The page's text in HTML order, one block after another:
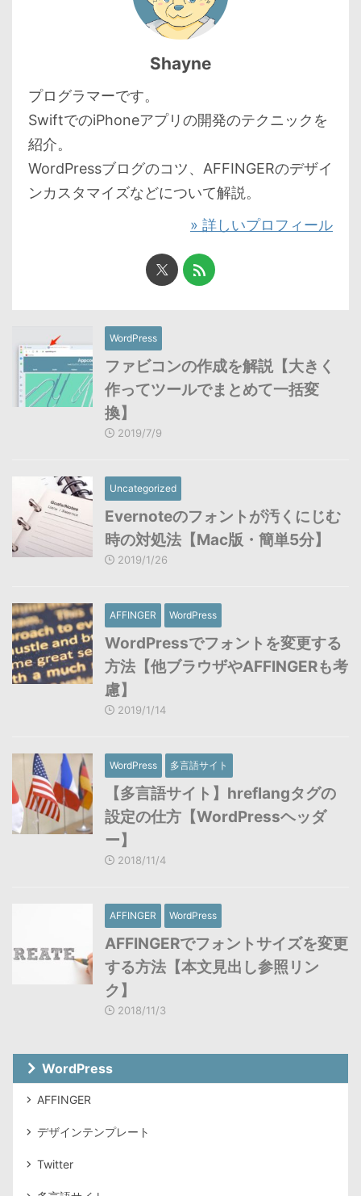
Shayne
プログラマーです。
SwiftでのiPhoneアプリの開発のテクニックを
紹介。
WordPressブログのコツ、AFFINGERのデザイ
ンカスタマイズなどについて解説。
» 詳しいプロフィール
WordPress
ファビコンの作成を解説【大きく
作ってツールでまとめて一括変
換】
2019/7/9
Uncategorized
Evernoteのフォントが汚くにじむ
時の対処法【Mac版・簡単5分】
2019/1/26
AFFINGER WordPress
WordPressでフォントを変更する
方法【他ブラウザやAFFINGERも考
慮】
2019/1/14
WordPress 多言語サイト
【多言語サイト】hreflangタグの
設定の仕方【WordPressヘッダ
ー】
2018/11/4
AFFINGER WordPress
AFFINGERでフォントサイズを変更
する方法【本文見出し参照リン
ク】
2018/11/3
WordPress
AFFINGER
デザインテンプレート
Twitter